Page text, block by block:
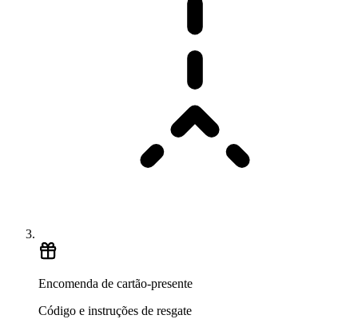
Encomenda de cartão-presente
Código e instruções de resgate